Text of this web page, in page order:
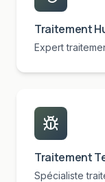
Traitement
Expert
Traitement
Spécialiste